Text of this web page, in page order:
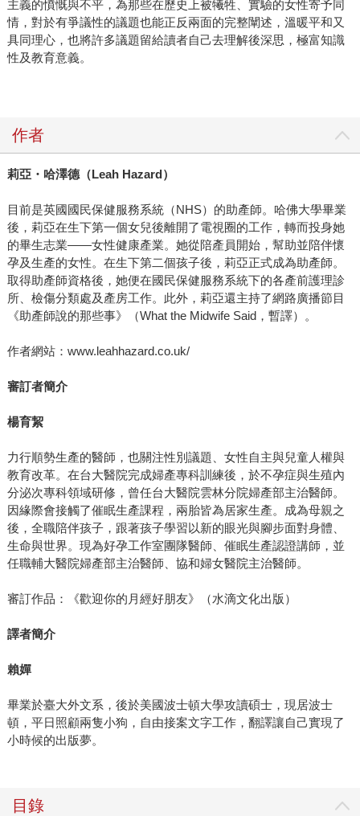
主義的憤慨與不平，為那些在歷史上被犧牲、實驗的女性寄予同
情，對於有爭議性的議題也能正反兩面的完整闡述，溫暖平和又
具同理心，也將許多議題留給讀者自己去理解後深思，極富知識
性及教育意義。
作者
莉亞・哈澤德（Leah Hazard）
目前是英國國民保健服務系統（NHS）的助產師。哈佛大學畢業
後，莉亞在生下第一個女兒後離開了電視圈的工作，轉而投身她
的畢生志業——女性健康產業。她從陪產員開始，幫助並陪伴懷
孕及生產的女性。在生下第二個孩子後，莉亞正式成為助產師。
取得助產師資格後，她便在國民保健服務系統下的各產前護理診
所、檢傷分類處及產房工作。此外，莉亞還主持了網路廣播節目
《助產師說的那些事》（What the Midwife Said，暫譯）。
作者網站：www.leahhazard.co.uk/
審訂者簡介
楊育絜
力行順勢生產的醫師，也關注性別議題、女性自主與兒童人權與
教育改革。在台大醫院完成婦產專科訓練後，於不孕症與生殖內
分泌次專科領域研修，曾任台大醫院雲林分院婦產部主治醫師。
因緣際會接觸了催眠生產課程，兩胎皆為居家生產。成為母親之
後，全職陪伴孩子，跟著孩子學習以新的眼光與腳步面對身體、
生命與世界。現為好孕工作室團隊醫師、催眠生產認證講師，並
任職輔大醫院婦產部主治醫師、協和婦女醫院主治醫師。
審訂作品：《歡迎你的月經好朋友》（水滴文化出版）
譯者簡介
賴嬋
畢業於臺大外文系，後於美國波士頓大學攻讀碩士，現居波士
頓，平日照顧兩隻小狗，自由接案文字工作，翻譯讓自己實現了
小時候的出版夢。
目錄